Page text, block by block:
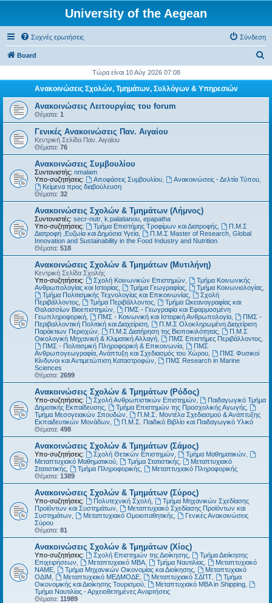
University of the Aegean
Συχνές ερωτήσεις Σύνδεση
Board
ζ
σ
Τώρα είναι 10 Αύγ 2026 07:08
Ανακοινώσεις Σχολών, Τμημάτων, Συλλόγων & Υπηρεσιών
Ανακοινώσεις Λειτουργίας του forum
Θέματα: 1
Γενικές Ανακοινώσεις Παν. Αιγαίου
Κεντρική Σελίδα Παν. Αιγαίου
Θέματα: 76
Ανακοινώσεις Συμβουλίου
Συντονιστής: nmalam
Υπο-συζητήσεις:
Αποφάσεις Συμβουλίου, Ανακοινώσεις - Δελτία Τύπου,
Kείμενα προς διαβούλευση
Θέματα: 32
Ανακοινώσεις Σχολών & Τμημάτων (Λήμνος)
Συντονιστές: secr-nutr k.palatianou epapatha
Υπο-συζητήσεις:
Τμήμα Επιστήμης Τροφίμων και Διατροφής,
Π.Μ.Σ
Διατροφή ,Ευζωία και Δημόσια Υγεία
Π.Μ.Σ Master of Research, Global
Innovation and Sustainability in the Food Industry and Nutrition
Θέματα: 518
Ανακοινώσεις Σχολών & Τμημάτων (Μυτιλήνη)
Κεντρική Σελίδα Σχολής
Υπο-συζητήσεις:
Σχολή Κοινωνικών Επιστημών
Τμήμα Κοινωνικής
Ανθρωπολογίας και Ιστορίας
Τμήμα Γεωγραφίας, Τμήμα Κοινωνιολογίας,
Τμήμα Πολιτισμικής Τεχνολογίας και Επικοινωνίας,
Σχολή
Περιβάλλοντος
Τμήμα Περιβάλλοντος,
Τμήμα Ωκεανογραφίας και
Θαλασσίων Βιοεπιστημών
ΠΜΣ - Γεωγραφία και Εφαρμοσμένη
Γεωπληροφορική
ΠΜΣ - Κοινωνική και Ιστορική Ανθρωπολογία,
ΠΜΣ -
Περιβαλλοντική Πολιτική και Διαχείριση
Π.Μ.Σ Ολοκληρωμένη Διαχείριση
Παράκτιων Περιοχών
Π.Μ.Σ Διατήρηση της Βιοποικιλότητας,
Π.Μ.Σ
Οικολογική Μηχανική & Κλιματική Αλλαγή
ΠΜΣ Επιστήμες Περιβάλλοντος,
ΠΜΣ - Πολιτισμική Πληροφορική & Επικοινωνία,
ΠΜΣ
Ανθρωπογεωγραφία, Ανάπτυξη και Σχεδιασμός του Χώρου
ΠΜΣ Φυσικοί
Κίνδυνοι και Αντιμετώπιση Καταστροφών
ΠΜΣ Research in Marine
Sciences
Θέματα: 2699
Ανακοινώσεις Σχολών & Τμημάτων (Ρόδος)
Υπο-συζητήσεις: Σχολή Ανθρωπιστικών Επιστημών
Παιδαγωγικό Τμήμα
Δημοτικής Εκπαίδευσης
Τμήμα Επιστημών της Προσχολικής Αγωγής,
Τμήμα Μεσογειακών Σπουδών
Π.Μ.Σ. Μοντέλα Σχεδιασμού & Ανάπτυξης
Εκπαιδευτικών Μονάδων
Π.Μ.Σ. Παιδικό Βιβλίο και Παιδαγωγικό Υλικό
Θέματα: 498
Ανακοινώσεις Σχολών & Τμημάτων (Σάμος)
Υπο-συζητήσεις: Σχολή Θετικών Επιστημών Τμήμα Μαθηματικών
Μεταπτυχιακό Μαθηματικού
Τμήμα Στατιστικής,
Μεταπτυχιακό
Στατιστικής
Τμήμα Πληροφορικής,
Μεταπτυχιακό Πληροφορικής
Θέματα: 1389
Ανακοινώσεις Σχολών & Τμημάτων (Σύρος)
Υπο-συζητήσεις: Πολυτεχνική Σχολή,
Τμήμα Μηχανικών Σχεδίασης
Προϊόντων και Συστημάτων
Μεταπτυχιακό Σχεδίασης Προϊόντων και
Συστημάτων
Μεταπτυχιακό Ομοιοπαθητικής,
Γενικές Ανακοινώσεις
Σύρου
Θέματα: 81
Ανακοινώσεις Σχολών & Τμημάτων (Χίος)
Υπο-συζητήσεις: Σχολή Επιστημών της Διοίκησης,
Τμήμα Διοίκησης
Επιχειρήσεων
Μεταπτυχιακό MBA, Τμήμα Ναυτιλίας,
Μεταπτυχιακό
ΝΑΜΕ
Τμήμα Μηχανικών Οικονομίας και Διοίκησης,
Μεταπτυχιακό
ΟΔΙΜ
Μεταπτυχιακό ΜΕΔΜΟΔΕ, Μεταπτυχιακό ΣΔΠΤ,
Τμήμα
Οικονομικής και Διοίκησης Τουρισμού
Μεταπτυχιακό MBA in Shipping,
Τμήμα Ναυτιλίας - Αρχειοθετημένες Αναρτήσεις
Θέματα: 11989